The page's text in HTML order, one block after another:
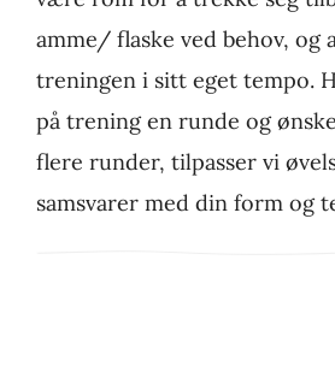
amme/ flaske ved behov, og
treningen i sitt eget tempo.
på trening en runde og
flere runder, tilpasser vi
samsvarer med din form og